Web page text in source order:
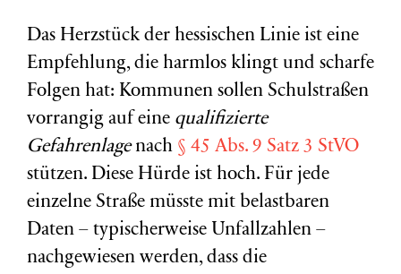
Das Herzstück der hessischen Linie ist eine
Empfehlung, die harmlos klingt und scharfe
Folgen hat: Kommunen sollen Schulstraßen
vorrangig auf eine qualifizierte
Gefahrenlagenach § 45 Abs. 9 Satz 3 StVO
stützen. Diese Hürde ist hoch. Für jede
einzelne Straße müsste mit belastbaren
Daten – typischerweise Unfallzahlen –
nachgewiesen werden, dass die